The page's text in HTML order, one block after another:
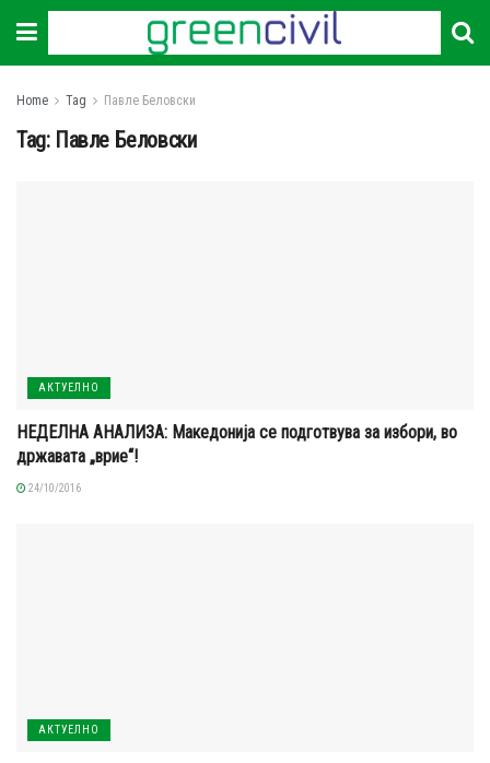
Home Tag Павле Беловски
Tag: Павле Беловски
АКТУЕЛНО
НЕДЕЛНА АНАЛИЗА: Македонија се подготвува за избори, во
државата „врие“!
24/10/2016
АКТУЕЛНО